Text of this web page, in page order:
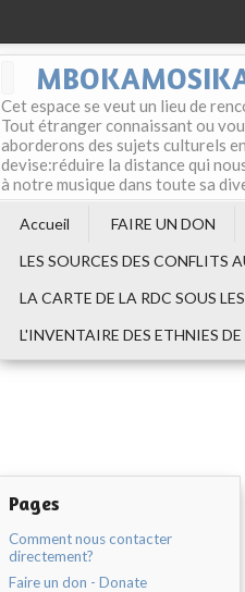
Cet espace se veut un lieu de
Tout étranger connaissant ou
aborderons des sujets culturels
devise:réduire la distance qui
à notre musique dans toute sa
Accueil FAIRE UN DON
LES SOURCES DES CONFLITS
LA CARTE DE LA RDC SOUS
L'INVENTAIRE DES ETHNIES DE
Pages
Comment nous contacter
directement?
Faire un don - Donate